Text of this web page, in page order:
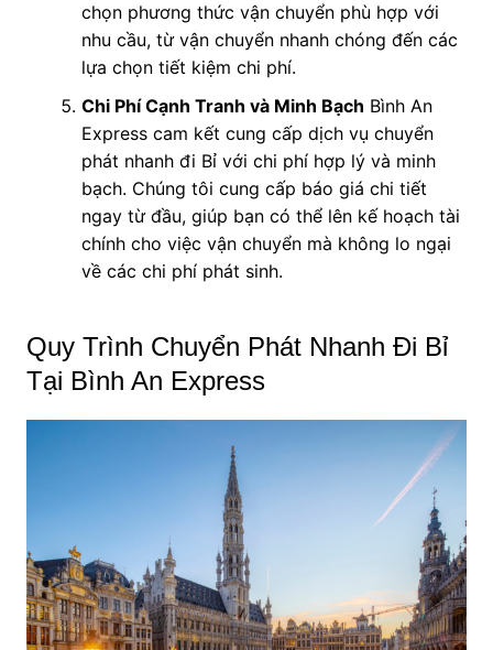
chọn phương thức vận chuyển phù hợp với
nhu cầu, từ vận chuyển nhanh chóng đến các
lựa chọn tiết kiệm chi phí.
Chi Phí Cạnh Tranh và Minh Bạch Bình An
Express cam kết cung cấp dịch vụ chuyển
phát nhanh đi Bỉ với chi phí hợp lý và minh
bạch. Chúng tôi cung cấp báo giá chi tiết
ngay từ đầu, giúp bạn có thể lên kế hoạch tài
chính cho việc vận chuyển mà không lo ngại
về các chi phí phát sinh.
Quy Trình Chuyển Phát Nhanh Đi Bỉ
Tại Bình An Express